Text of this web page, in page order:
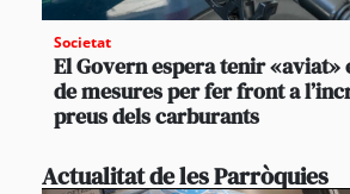
Societat
El Govern espera tenir «aviat»
de mesures per fer front a
preus dels carburants
Actualitat de les Parròquies